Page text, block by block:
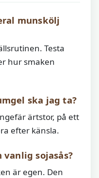
munskölj
Testa
hur smaken
ska jag ta?
ärtstor, på ett
efter känsla.
vanlig sojasås?
är egen. Den